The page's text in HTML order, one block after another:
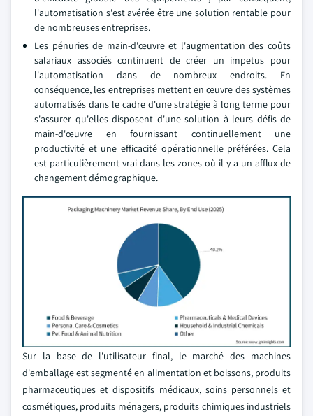
l'automatisation s'est avérée être une solution rentable pour
de nombreuses entreprises.
Les pénuries de main-d'œuvre et l'augmentation des coûts
salariaux associés continuent de créer un impetus pour
l'automatisation dans de nombreux endroits. En
conséquence, les entreprises mettent en œuvre des systèmes
automatisés dans le cadre d'une stratégie à long terme pour
s'assurer qu'elles disposent d'une solution à leurs défis de
main-d'œuvre en fournissant continuellement une
productivité et une efficacité opérationnelle préférées. Cela
est particulièrement vrai dans les zones où il y a un afflux de
changement démographique.
Sur la base de l'utilisateur final, le marché des machines
d'emballage est segmenté en alimentation et boissons, produits
pharmaceutiques et dispositifs médicaux, soins personnels et
cosmétiques, produits ménagers, produits chimiques industriels